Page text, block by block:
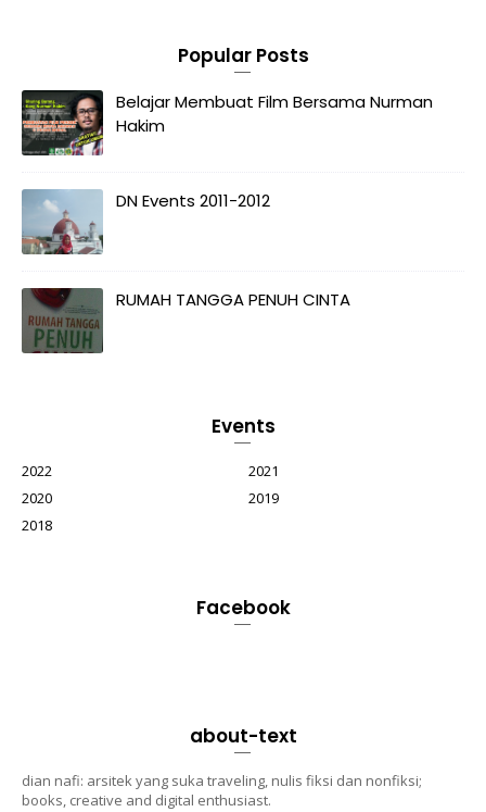
Popular Posts
Belajar Membuat Film Bersama Nurman
Hakim
DN Events 2011-2012
RUMAH TANGGA PENUH CINTA
Events
2022
2021
2020
2019
2018
Facebook
about-text
dian nafi: arsitek yang suka traveling, nulis fiksi dan nonfiksi;
books, creative and digital enthusiast.